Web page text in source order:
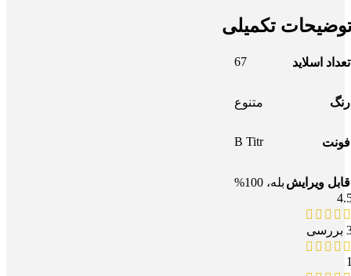
تکمیلی
تعداد اسلاید 67
رنگ متنوع
فونت B Titr
قابل ویرایش بله، 100%